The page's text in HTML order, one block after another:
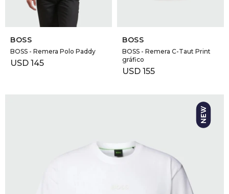
SELECCIONAR TALLE
BOSS
BOSS - Remera Polo Paddy
USD 145
BOSS
BOSS - Remera C-Taut Print
gráfico
USD 155